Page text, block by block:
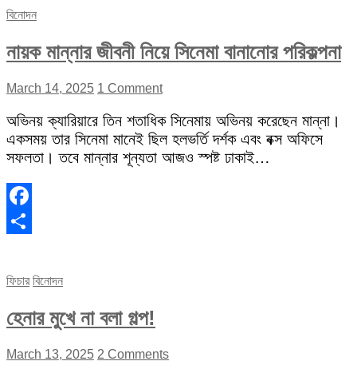
বিনোদন
নায়ক মান্নার জীবনী নিয়ে সিনেমা বানানোর পরিকল্পনা
March 14, 2025 1 Comment
অভিনয় ক্যারিয়ারে তিন শতাধিক সিনেমায় অভিনয় করেছেন মান্না।
একসময় তার সিনেমা মানেই ছিল হলভর্তি দর্শক এবং বক্স অফিসে
সফলতা। তবে মান্নার শূন্যতা আজও স্পষ্ট ঢাকাই…
Facebook
ফিচার বিনোদন
হেনার মুখে না বলা গল্প!
March 13, 2025 2 Comments